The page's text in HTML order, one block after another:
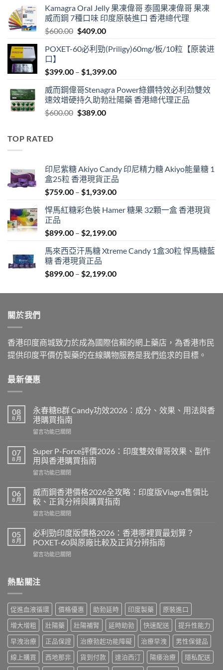
was:
$599.00.
is:
$399.00.
Kamagra Oral Jelly 果凍偉哥 泰國果凍偉哥 果凍
威而鋼 7種口味 印度原裝進口 香港總代理
$600.00 Original
was:
$409.00Current
is:
POXET-60必利勁(Priligy)60mg/板/10粒【原装进
口】
$399.00 – $1,399.00Price
$399.00
through
威而鋼偉哥Stenagra Power綠鑽特效必利劲雙效
速效增硬持久助勃壯陽藥 香港總代理正品
$600.00 Original
$389.00Current
TOP RATED
印尼紫糖 Akiyo Candy 印尼精力糖 Akiyo能量糖 1
盒25粒 香港現貨正品
$759.00 – $1,939.00Price
$759.00
$1,939.00
悍馬紅糖彩色裝 Hamer 糖果 32顆一盒 香港現貨
正品
$899.00 – $2,199.00Price
$899.00
$2,199.00
馬來西亞汗馬糖 Xtreme Candy 1盒30粒 悍馬糖藍
糖 香港現貨正品
$899.00 – $2,199.00Price
$899.00
關於我們
香港印度商城致力於成為國際信賴的網上藥店，為香港市民
提供印度平價仿製藥的在線購物服務是我們追求的目標。
最新優惠
08
8 月
永春糖B群 Candy功效2026：成分、效果、用法與香
港購買指南
在
春
糖
B
群
功
效
2026：
成
效
果、
法
港
指
南〉
中
留言功能已關閉
07
8 月
Super P-Force評價2026：印度雙效偉哥效果、副作
用與香港購買指南
在
P-
Force
評
價
印
度
效
效
作
用
與
香
港
購
買
指
留言功能已關閉
06
8 月
威而鋼香港價格2026全攻略：印度版Viagra售價比
較、正貨分辨與購買指南
在
而
鋼
香
港
2026
略：
印
度
版
Viagra
售
價
比
留言功能已關閉
05
8 月
必利勁印度版價格2026：香港哪裡買最划算？
POXET-60與原廠比較及正貨分辨指南
在
勁
印
版
價
格
2026：
香
港
哪
裡
留言功能已關閉
熱點關注
促進血液循環 價格優惠 助勃延時 印度製藥
原裝進口
增大增粗
壯陽藥 壯陽補腎 延時助勃 快速配送
提升性能力
早洩治療
正品保證 治療勃起功能障礙 治療早洩
男性保健品
線上購買
西地那非 貨到付款 達泊西汀 陽痿治療
隱私配送